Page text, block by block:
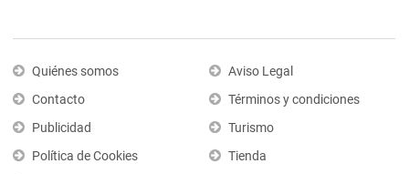
Quiénes somos
Contacto
Publicidad
Política de Cookies
Aviso Legal
Términos y condiciones
Turismo
Tienda